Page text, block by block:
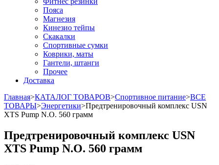
Пояса
Магнезия
Кинезио тейпы
Скакалки
Спортивные сумки
Коврики, маты
Гантели, штанги
Прочее
Доставка
Главная>КАТАЛОГ ТОВАРОВ>Спортивное питание>ВСЕ
ТОВАРЫ>Энергетики>Предтренировочный комплекс USN
XTS Pump N.O. 560 грамм
Предтренировочный комплекс USN
XTS Pump N.O. 560 грамм